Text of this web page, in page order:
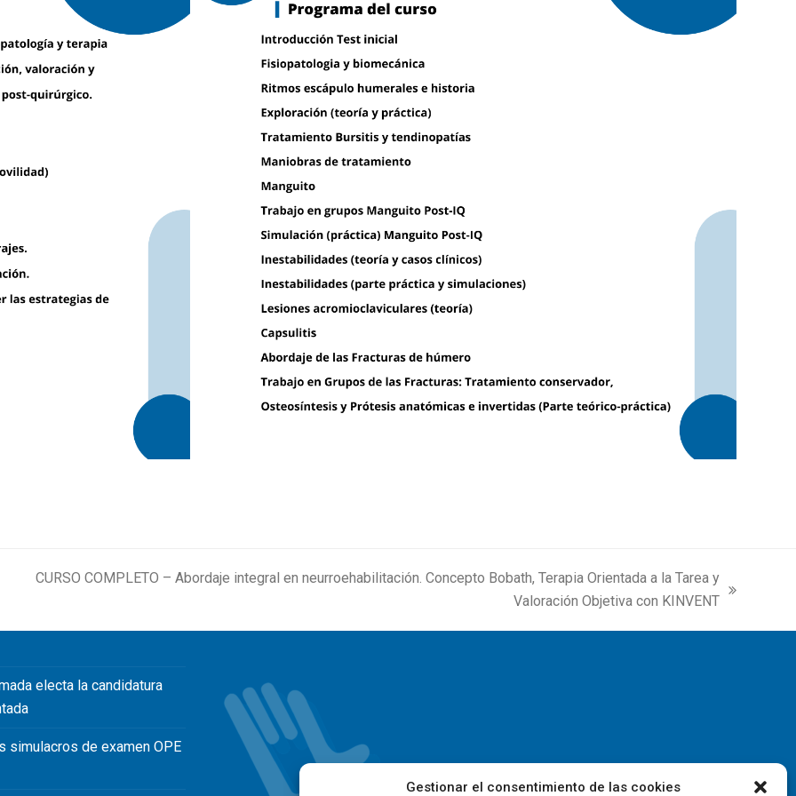
Gestionar el consentimiento de las cookies
CURSO COMPLETO – Abordaje integral en neurroehabilitación. Concepto Bobath, Terapia Orientada a la Tarea y
Valoración Objetiva con KINVENT
electa la candidatura
simulacros de examen OPE